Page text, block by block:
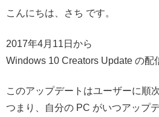
こんにちは、さち です。
2017年4月11日から
Windows 10 Creators Update の配
このアップデートはユーザーに順
つまり、自分の PC がいつアップ